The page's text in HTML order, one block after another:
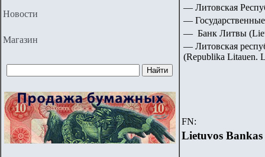
Новости
Магазин
— Литовская
—
— Банк Литвы
— Литовская
(Republika Litauen.
FN:
Lietuvos Bankas